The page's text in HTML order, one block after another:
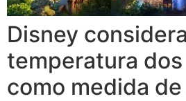
Disney
temperatura
como medida